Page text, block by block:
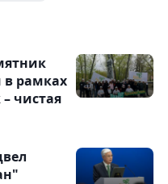
в рамках
чистая